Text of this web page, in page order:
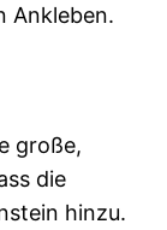
Ankleben.
große,
die
hinzu.